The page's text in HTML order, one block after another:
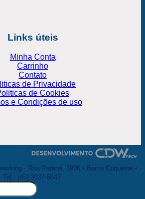
Links úteis
Minha Conta
Carrinho
Contato
de Privacidade
de Cookies
e Condições de uso
- Rua Paraná, 5906 • Bairro Coqueiral •
(45) 3037-5647